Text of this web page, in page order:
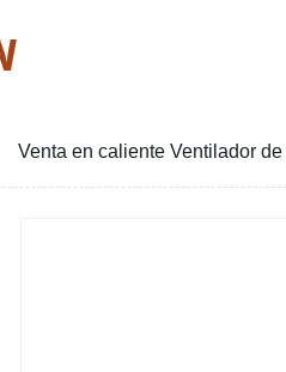
Venta en caliente Ventilador